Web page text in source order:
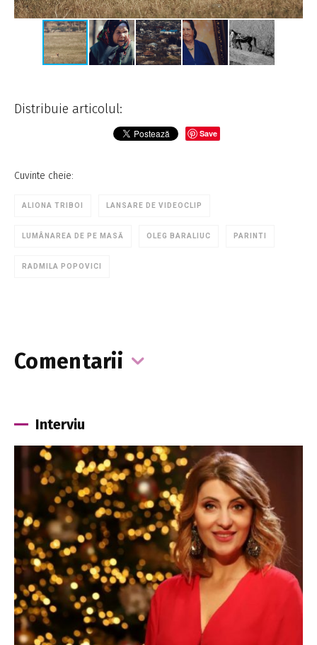
Distribuie articolul:
Save
Cuvinte cheie:
ALIONA TRIBOI LANSARE DE VIDEOCLIP
LUMÂNAREA DE PE MASĂ OLEG BARALIUC PARINTI
RADMILA POPOVICI
Comentarii
Interviu